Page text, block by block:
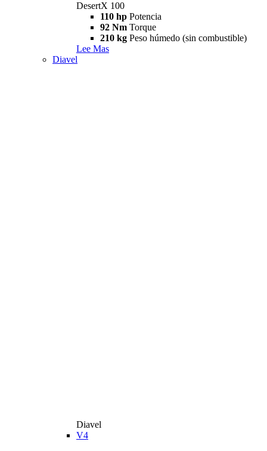
DesertX 100
110 hp Potencia
92 Nm Torque
210 kg Peso húmedo (sin combustible)
Lee Mas
Diavel
Diavel
V4